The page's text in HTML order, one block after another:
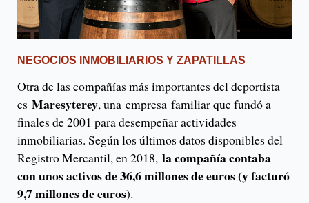
NEGOCIOS INMOBILIARIOS Y ZAPATILLAS
Otra de las compañías más importantes del deportista
es Maresyterey, una empresa familiar que fundó a
finales de 2001 para desempeñar actividades
inmobiliarias. Según los últimos datos disponibles del
Registro Mercantil, en 2018, la compañía contaba
con unos activos de 36,6 millones de euros (y facturó
9,7 millones de euros).